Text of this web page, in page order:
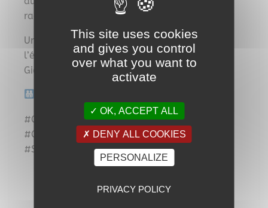
racines de la culture corse.
Une soirée unique dans le cadre intimiste de
l’église Saint-Pierre, au cœur du village de
Giens.
#Giens #FestivalMusicalArbanais #Xinarca
#ChantsCorses #Concert #PresquileDeGiens
#SortirAHyeres #AgendaGiensFr
This site uses cookies
and gives you control
over what you want to
activate
OK, ACCEPT ALL
DENY ALL COOKIES
PERSONALIZE
PRIVACY POLICY